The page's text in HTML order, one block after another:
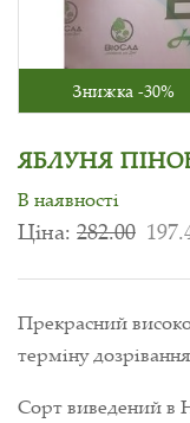
Знижка -30%
ЯБЛУНЯ
В наявності
Ціна: 282.00
Прекрасний
терміну
Сорт виведений в